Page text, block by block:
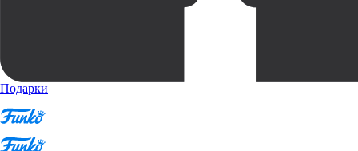
Подарки